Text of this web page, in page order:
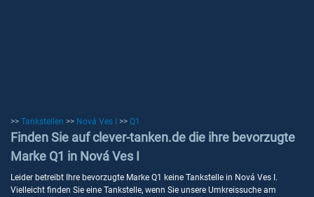
>> Tankstellen >> Nová Ves I >> Q1
Finden Sie auf clever-tanken.de die ihre bevorzugte
Marke Q1 in Nová Ves I
Leider betreibt Ihre bevorzugte Marke Q1 keine Tankstelle in Nová Ves I.
Vielleicht finden Sie eine Tankstelle, wenn Sie unsere Umkreissuche am